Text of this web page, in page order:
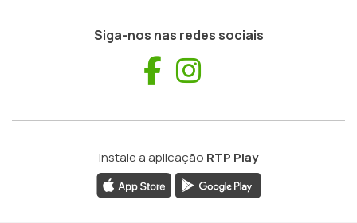
Siga-nos nas redes sociais
Facebook
Instale a aplicação RTP Play